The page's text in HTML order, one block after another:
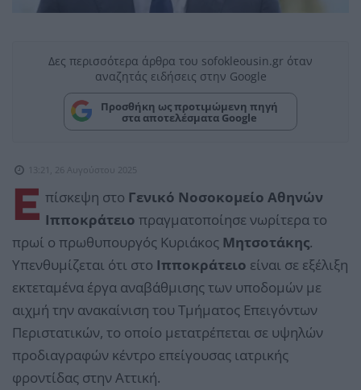
Δες περισσότερα άρθρα του sofokleousin.gr όταν
αναζητάς ειδήσεις στην Google
Προσθήκη ως προτιμώμενη πηγή
στα αποτελέσματα Google
13:21, 26 Αυγούστου 2025
Ε πίσκεψη στο Γενικό Νοσοκομείο Αθηνών
Ιπποκράτειο πραγματοποίησε νωρίτερα το
πρωί ο πρωθυπουργός Κυριάκος Μητσοτάκης.
Υπενθυμίζεται ότι στο Ιπποκράτειο είναι σε εξέλιξη
εκτεταμένα έργα αναβάθμισης των υποδομών με
αιχμή την ανακαίνιση του Τμήματος Επειγόντων
Περιστατικών, το οποίο μετατρέπεται σε υψηλών
προδιαγραφών κέντρο επείγουσας ιατρικής
φροντίδας στην Αττική.